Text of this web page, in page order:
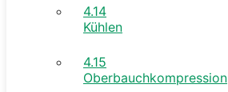
4.14
Kühlen
4.15
Oberbauchkompression